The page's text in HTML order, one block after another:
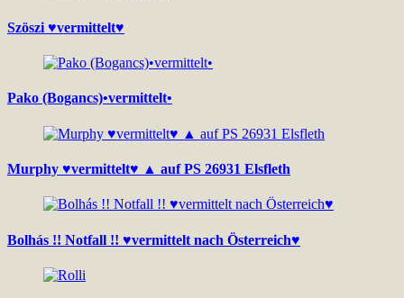
Szöszi ♥vermittelt♥
Pako (Bogancs)•vermittelt•
Murphy ♥vermittelt♥ ▲ auf PS 26931 Elsfleth
Bolhás !! Notfall !! ♥vermittelt nach Österreich♥